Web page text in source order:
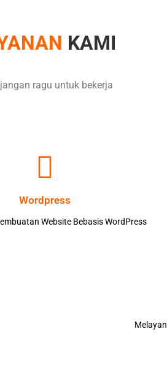
KAMI
ragu untuk bekerja
Wordpress
Website Bebasis WordPress